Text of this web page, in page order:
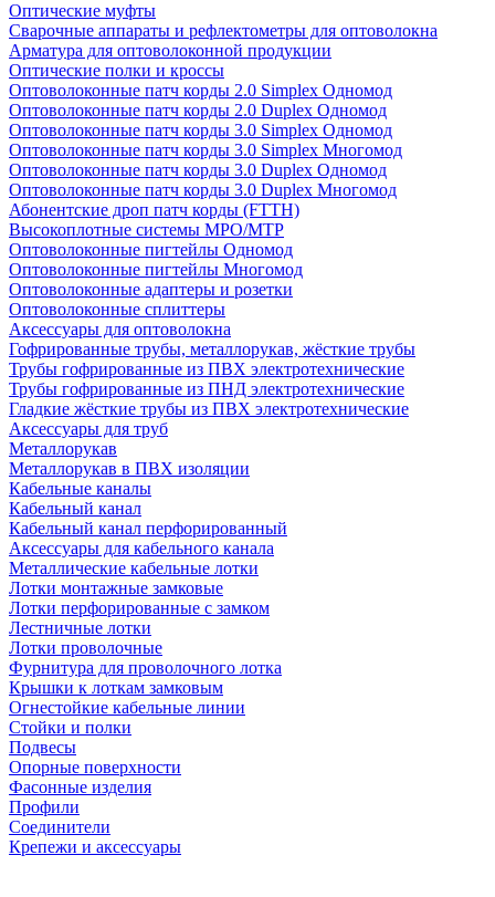
Оптические муфты
Сварочные аппараты и рефлектометры для оптоволокна
Арматура для оптоволоконной продукции
Оптические полки и кроссы
Оптоволоконные патч корды 2.0 Simplex Одномод
Оптоволоконные патч корды 2.0 Duplex Одномод
Оптоволоконные патч корды 3.0 Simplex Одномод
Оптоволоконные патч корды 3.0 Simplex Многомод
Оптоволоконные патч корды 3.0 Duplex Одномод
Оптоволоконные патч корды 3.0 Duplex Многомод
Абонентские дроп патч корды (FTTH)
Высокоплотные системы MPO/MTP
Оптоволоконные пигтейлы Одномод
Оптоволоконные пигтейлы Многомод
Оптоволоконные адаптеры и розетки
Оптоволоконные сплиттеры
Аксессуары для оптоволокна
Гофрированные трубы, металлорукав, жёсткие трубы
Трубы гофрированные из ПВХ электротехнические
Трубы гофрированные из ПНД электротехнические
Гладкие жёсткие трубы из ПВХ электротехнические
Аксессуары для труб
Металлорукав
Металлорукав в ПВХ изоляции
Кабельные каналы
Кабельный канал
Кабельный канал перфорированный
Аксессуары для кабельного канала
Металлические кабельные лотки
Лотки монтажные замковые
Лотки перфорированные с замком
Лестничные лотки
Лотки проволочные
Фурнитура для проволочного лотка
Крышки к лоткам замковым
Огнестойкие кабельные линии
Стойки и полки
Подвесы
Опорные поверхности
Фасонные изделия
Профили
Соединители
Крепежи и аксессуары